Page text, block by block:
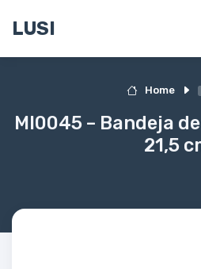
LUSI
Home
MI0045 – Bandeja
21,5